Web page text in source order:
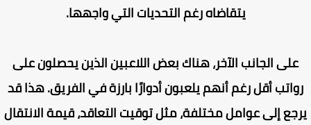
يتقاضاه رغم التحديات التي واجهها.
على الجانب الآخر، هناك بعض اللاعبين الذين يحصلون على
أقل رغم أنهم يلعبون أدوارًا بارزة في الفريق. هذا قد
إلى عوامل مختلفة، مثل توقيت التعاقد، قيمة الانتقال